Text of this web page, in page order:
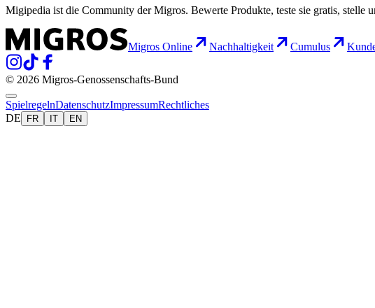
Migipedia ist die Community der Migros. Bewerte Produkte, teste sie gratis, stelle
Migros Online Nachhaltigkeit Cumulus
© 2026 Migros-Genossenschafts-Bund
SpielregelnDatenschutzImpressumRechtliches
DE
FR IT EN